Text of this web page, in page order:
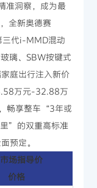
准洞察，成为最
全新奥德赛
三代i-MMD混动
璃、SBW按键式
庭出行注入新价
万元-32.88万
畅享整车“3年或
”的双重高标准
预定。
场指导价
价格